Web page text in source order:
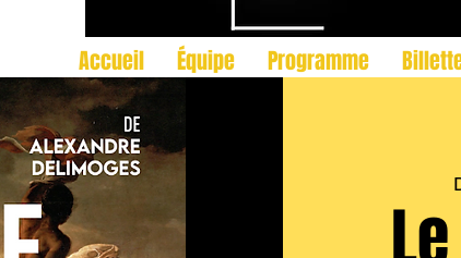
Accueil Équipe Programme